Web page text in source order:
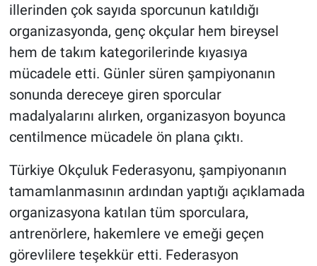
illerinden çok sayıda sporcunun katıldığı
organizasyonda, genç okçular hem bireysel
hem de takım kategorilerinde kıyasıya
mücadele etti. Günler süren şampiyonanın
sonunda dereceye giren sporcular
madalyalarını alırken, organizasyon boyunca
centilmence mücadele ön plana çıktı.
Türkiye Okçuluk Federasyonu, şampiyonanın
tamamlanmasının ardından yaptığı açıklamada
organizasyona katılan tüm sporculara,
antrenörlere, hakemlere ve emeği geçen
görevlilere teşekkür etti. Federasyon